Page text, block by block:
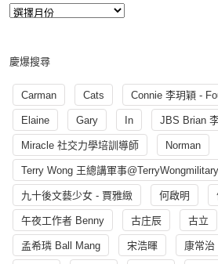
慶爆搜尋
Carman Cats Connie 李玥穎 -
Elaine Gary In JBS Brian
Miracle 社交力學培訓導師 Norman
Terry Wong 王總講軍事
九十後文藝少女 - 賈雅緻 何啟明
午夜工作者 Benny 古庄辰 古立
孟希璘 Ball Mang 宋浩暉 康常治